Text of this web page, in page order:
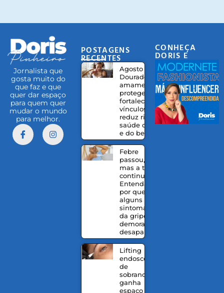
Jornalista que
gosta muito do
que faz e que
quer dar espaço
para quem quer
mudar o mundo
para melhor.
POSTAGENS
RECENTES
Agosto
Dourado:
amamentação
protege,
fortalece
vínculos e
reduz riscos à
saúde da mãe
e do bebê
Febre
passou,
mas a tosse
continua?
Entenda
por que
alguns
sintomas
da gripe
demoram a
desaparecer
Lifting
endoscópico
de
sobrancelhas
ganha
espaço entre
CONHEÇA
DORIS E
EQUIPE